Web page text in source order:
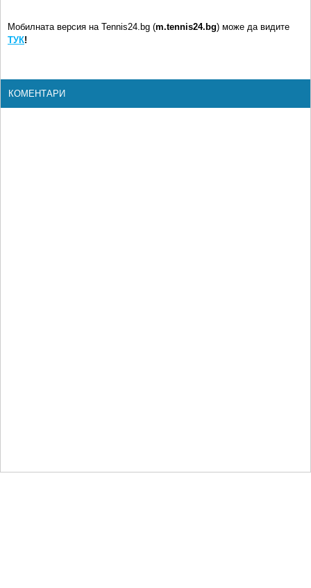
Мобилната версия на Tennis24.bg (m.tennis24.bg) може да видите
ТУК!
КОМЕНТАРИ